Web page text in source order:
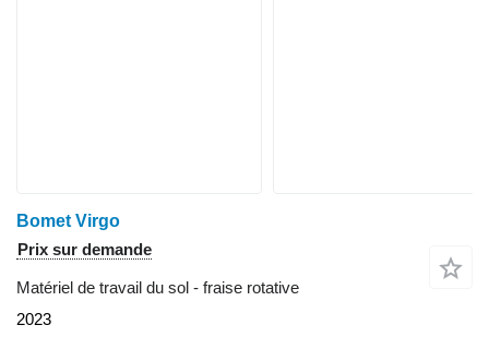
Bomet Virgo
Prix sur demande
Matériel de travail du sol - fraise rotative
2023